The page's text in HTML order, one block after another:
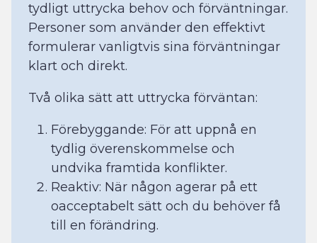
tydligt uttrycka behov och förväntningar.
Personer som använder den effektivt
formulerar vanligtvis sina förväntningar
klart och direkt.
Två olika sätt att uttrycka förväntan:
Förebyggande: För att uppnå en
tydlig överenskommelse och
undvika framtida konflikter.
Reaktiv: När någon agerar på ett
oacceptabelt sätt och du behöver få
till en förändring.